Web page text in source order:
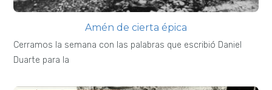
Amén de cierta épica
Cerramos la semana con las palabras que escribió Daniel
Duarte para la